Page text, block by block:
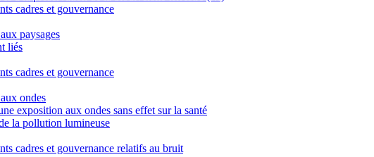
cadres et gouvernance
paysages
liés
cadres et gouvernance
ondes
exposition aux ondes sans effet sur la santé
la pollution lumineuse
cadres et gouvernance relatifs au bruit